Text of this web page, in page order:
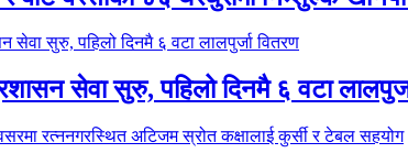
सेवा सुरु, पहिलो दिनमै ६ वटा